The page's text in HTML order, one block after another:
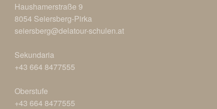
Haushamerstraße 9
8054 Seiersberg-Pirka
seiersberg@delatour-schulen.at
Sekundaria
+43 664 8477555
Oberstufe
+43 664 8477555